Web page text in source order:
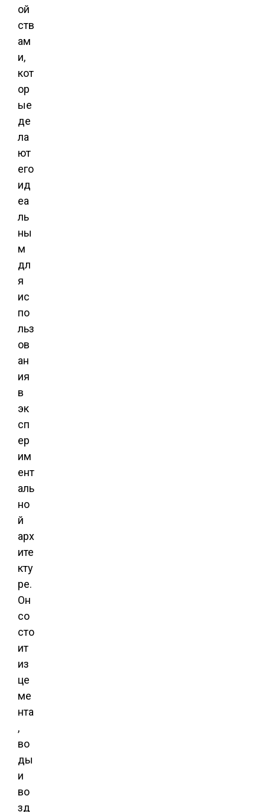
ой
ств
ам
и,
кот
ор
ые
де
ла
ют
его
ид
еа
ль
ны
м
дл
я
ис
по
льз
ов
ан
ия
в
эк
сп
ер
им
ент
аль
но
й
арх
ите
кту
ре.
Он
со
сто
ит
из
це
ме
нта
,
во
ды
и
во
зд